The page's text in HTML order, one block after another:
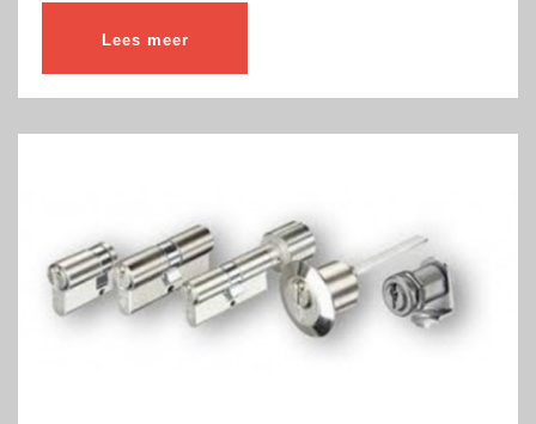
Lees meer